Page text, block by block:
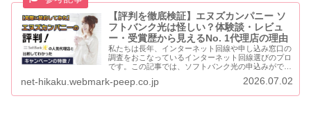
【評判を徹底検証】エヌズカンパニー ソ
フトバンク光は怪しい？体験談・レビュ
ー・受賞歴から見えるNo. 1代理店の理由
私たちは長年、インターネット回線や申し込み窓口の
調査をおこなっているインターネット回線選びのプロ
です。この記事では、ソフトバンク光の申込みができ
るネット代理店の中でも、最も評判が良いエヌズカン
パニーについてご紹介します。エヌズカンパニーで
は...
net-hikaku.webmark-peep.co.jp 2026.07.02